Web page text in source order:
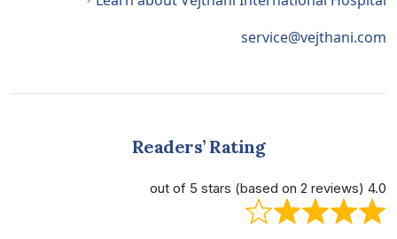
service@vejthani.com
Readers’ Rating
4.0 out of 5 stars (based on 2 reviews)